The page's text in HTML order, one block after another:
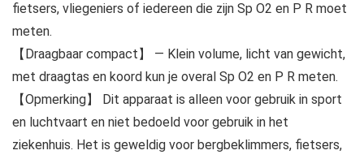
fietsers, vliegeniers of iedereen die zijn Sp O2 en P R moet
meten.
【Draagbaar compact】 — Klein volume, licht van gewicht,
met draagtas en koord kun je overal Sp O2 en P R meten.
【Opmerking】 Dit apparaat is alleen voor gebruik in sport
en luchtvaart en niet bedoeld voor gebruik in het
ziekenhuis. Het is geweldig voor bergbeklimmers, fietsers,